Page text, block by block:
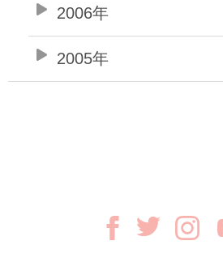
2006年
2005年